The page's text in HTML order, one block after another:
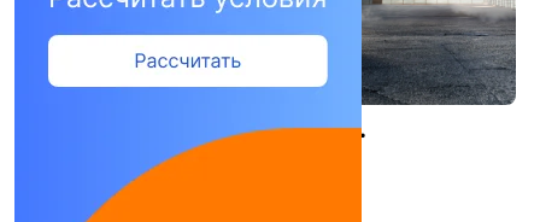
MERCEDES-BENZ Sprinter 211 CDI L1 OneCab 3т
Количество цилиндров:
Объем двигателя: